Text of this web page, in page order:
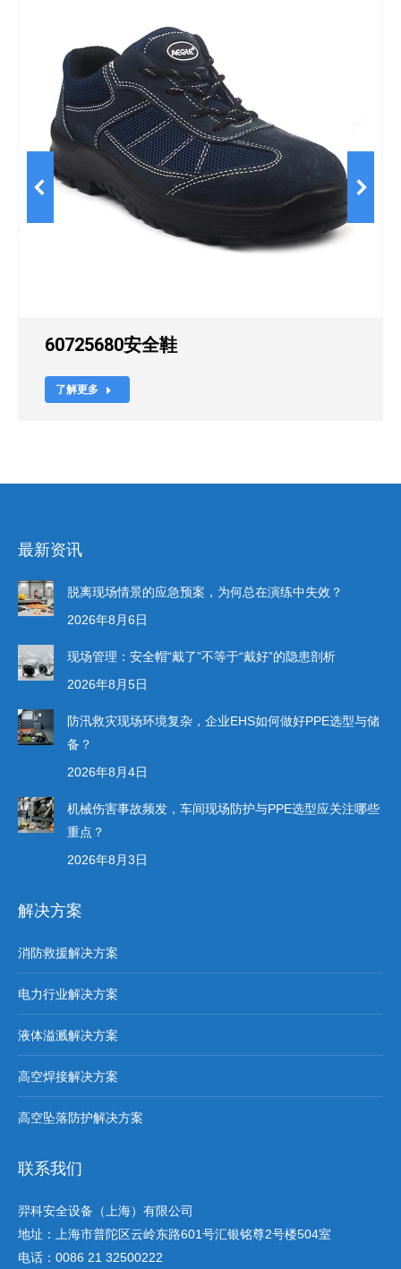
60725680安全鞋
了解更多
最新资讯
脱离现场情景的应急预案，为何总在演练中失效？
2026年8月6日
现场管理：安全帽“戴了”不等于“戴好”的隐患剖析
2026年8月5日
防汛救灾现场环境复杂，企业EHS如何做好PPE选型与储
备？
2026年8月4日
机械伤害事故频发，车间现场防护与PPE选型应关注哪些
重点？
2026年8月3日
解决方案
消防救援解决方案
电力行业解决方案
液体溢溅解决方案
高空焊接解决方案
高空坠落防护解决方案
联系我们
羿科安全设备（上海）有限公司
地址：上海市普陀区云岭东路601号汇银铭尊2号楼504室
电话：0086 21 32500222